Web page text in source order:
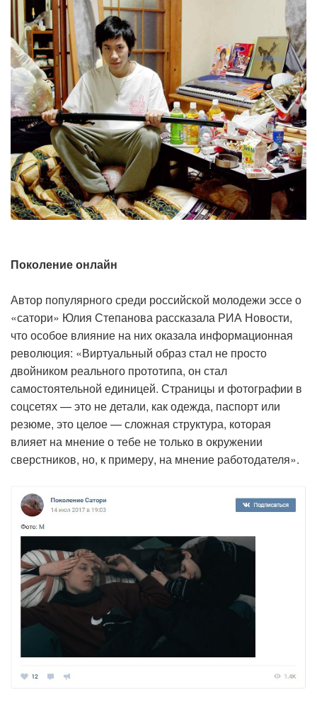
Поколение онлайн
Автор популярного среди российской молодежи эссе о
«сатори» Юлия Степанова рассказала РИА Новости,
что особое влияние на них оказала информационная
революция: «Виртуальный образ стал не просто
двойником реального прототипа, он стал
самостоятельной единицей. Страницы и фотографии в
соцсетях — это не детали, как одежда, паспорт или
резюме, это целое — сложная структура, которая
влияет на мнение о тебе не только в окружении
сверстников, но, к примеру, на мнение работодателя».